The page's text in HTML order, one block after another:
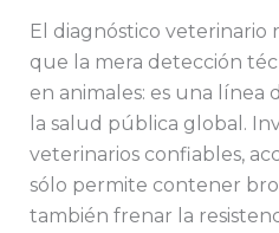
El diagnóstico veterinario
que la mera detección
en animales: es una línea
la salud pública global.
veterinarios confiables,
sólo permite contener
también frenar la